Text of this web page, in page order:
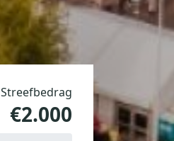
Streefbedrag
€2.000